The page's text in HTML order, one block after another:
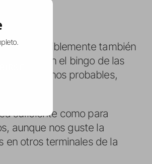
7
(y posiblemente también
entran en el bingo de las
ya los menos probables,
Pro.
suficiente como para
aunque nos guste la
en otros terminales de la